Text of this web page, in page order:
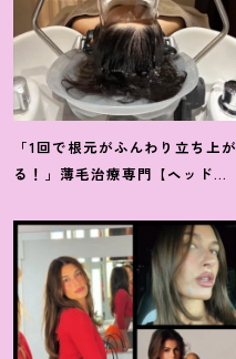
「1回で根元がふんわり立ち上が
る ！ 」薄毛治療専門【ヘッドス
感動